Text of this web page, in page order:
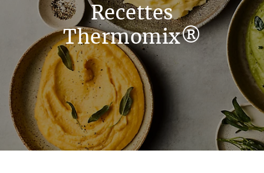
Recettes
Thermomix®